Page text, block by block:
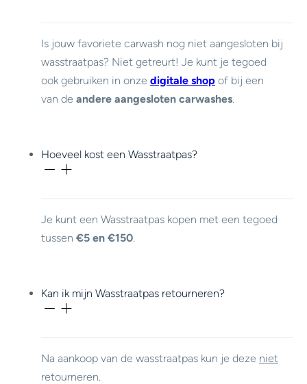
Is jouw favoriete carwash nog niet aangesloten bij
wasstraatpas? Niet getreurt! Je kunt je tegoed
ook gebruiken in onze digitale shop of bij een
van de andere aangesloten carwashes.
Hoeveel kost een Wasstraatpas?
Je kunt een Wasstraatpas kopen met een tegoed
tussen €5 en €150.
Kan ik mijn Wasstraatpas retourneren?
Na aankoop van de wasstraatpas kun je deze niet
retourneren.